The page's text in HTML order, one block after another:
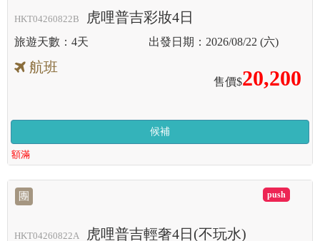
HKT04260822B 虎哩普吉彩妝4日
4天 2026/08/22 (六)
航班
售價$20,200
候補
額滿
團
HKT04260822A 虎哩普吉輕奢4日(不玩水)
滿